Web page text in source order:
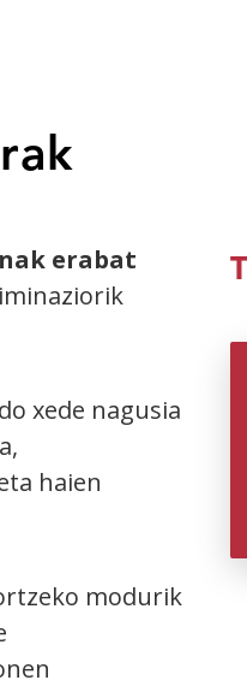
erabat
xede nagusia
haien
modurik